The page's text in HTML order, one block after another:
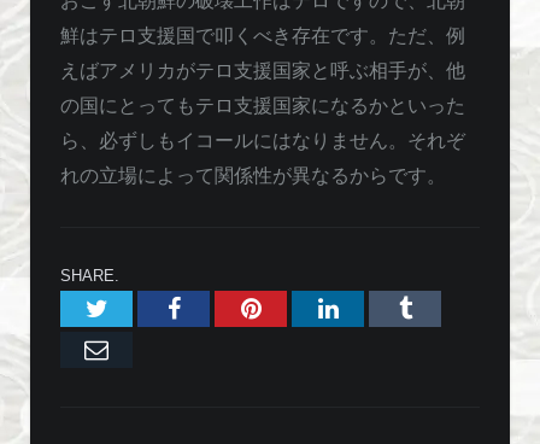
鮮はテロ支援国で叩くべき存在です。ただ、例
えばアメリカがテロ支援国家と呼ぶ相手が、他
の国にとってもテロ支援国家になるかといった
ら、必ずしもイコールにはなりません。それぞ
れの立場によって関係性が異なるからです。
SHARE.
TwitterFacebookPinterestLinkedInTumblr
Email